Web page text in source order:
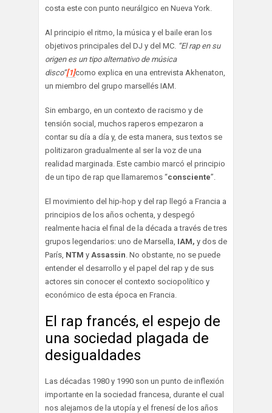
costa este con punto neurálgico en Nueva York.
Al principio el ritmo, la música y el baile eran los
objetivos principales del DJ y del MC. “El rap en su
origen es un tipo alternativo de música
disco”[1]como explica en una entrevista Akhenaton,
un miembro del grupo marsellés IAM.
Sin embargo, en un contexto de racismo y de
tensión social, muchos raperos empezaron a
contar su día a día y, de esta manera, sus textos se
politizaron gradualmente al ser la voz de una
realidad marginada. Este cambio marcó el principio
de un tipo de rap que llamaremos “consciente”.
El movimiento del hip-hop y del rap llegó a Francia a
principios de los años ochenta, y despegó
realmente hacia el final de la década a través de tres
grupos legendarios: uno de Marsella, IAM, y dos de
París, NTM y Assassin . No obstante, no se puede
entender el desarrollo y el papel del rap y de sus
actores sin conocer el contexto sociopolítico y
económico de esta época en Francia.
El rap francés, el espejo de
una sociedad plagada de
desigualdades
Las décadas 1980 y 1990 son un punto de inflexión
importante en la sociedad francesa, durante el cual
nos alejamos de la utopía y el frenesí de los años